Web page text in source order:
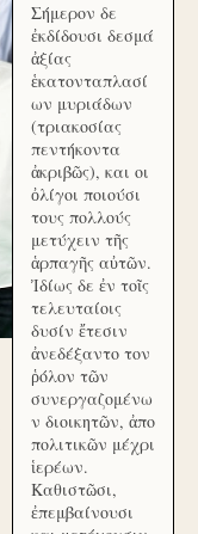
Σήμερον δε
ἐκδίδουσι δεσμά
ἀξίας
ἑκατονταπλασί
ων μυριάδων
(τριακοσίας
πεντήκοντα
ἀκριβῶς), και οι
ὀλίγοι ποιούσι
τους πολλούς
μετύχειν τῆς
ἁρπαγῆς αὐτῶν.
Ἰδίως δε ἐν τοῖς
τελευταίοις
δυσίν ἔτεσιν
ἀνεδέξαντο τον
ῥόλον τῶν
συνεργαζομένω
ν διοικητῶν, ἀπο
πολιτικῶν μέχρι
ἱερέων.
Καθιστῶσι,
ἐπεμβαίνουσι